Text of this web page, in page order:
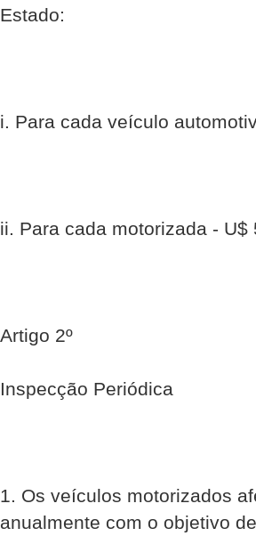
Estado:
i. Para cada veículo
ii. Para cada motorizada -
Artigo 2º
Inspecção Periódica
1. Os veículos motorizados
anualmente com o objetivo